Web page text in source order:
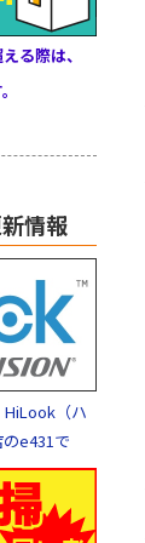
る際は、
情報
（ハ
e431で